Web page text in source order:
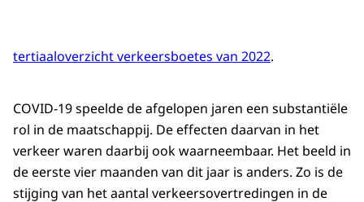
tertiaaloverzicht verkeersboetes van 2022.
COVID-19 speelde de afgelopen jaren een substantiële
rol in de maatschappij. De effecten daarvan in het
verkeer waren daarbij ook waarneembaar. Het beeld in
de eerste vier maanden van dit jaar is anders. Zo is de
stijging van het aantal verkeersovertredingen in de